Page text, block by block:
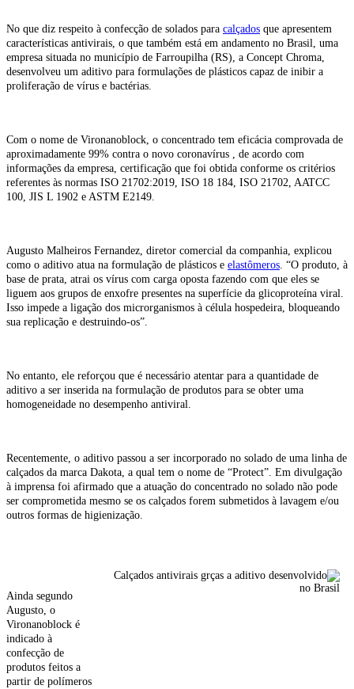
No que diz respeito à confecção de solados para calçados que apresentem
características antivirais, o que também está em andamento no Brasil, uma
empresa situada no município de Farroupilha (RS), a Concept Chroma,
desenvolveu um aditivo para formulações de plásticos capaz de inibir a
proliferação de vírus e bactérias.
Com o nome de Vironanoblock, o concentrado tem eficácia comprovada de
aproximadamente 99% contra o novo coronavírus , de acordo com
informações da empresa, certificação que foi obtida conforme os critérios
referentes às normas ISO 21702:2019, ISO 18 184, ISO 21702, AATCC
100, JIS L 1902 e ASTM E2149.
Augusto Malheiros Fernandez, diretor comercial da companhia, explicou
como o aditivo atua na formulação de plásticos e elastômeros. “O produto, à
base de prata, atrai os vírus com carga oposta fazendo com que eles se
liguem aos grupos de enxofre presentes na superfície da glicoproteína viral.
Isso impede a ligação dos microrganismos à célula hospedeira, bloqueando
sua replicação e destruindo-os”.
No entanto, ele reforçou que é necessário atentar para a quantidade de
aditivo a ser inserida na formulação de produtos para se obter uma
homogeneidade no desempenho antiviral.
Recentemente, o aditivo passou a ser incorporado no solado de uma linha de
calçados da marca Dakota, a qual tem o nome de “Protect”. Em divulgação
à imprensa foi afirmado que a atuação do concentrado no solado não pode
ser comprometida mesmo se os calçados forem submetidos à lavagem e/ou
outros formas de higienização.
Ainda segundo
Augusto, o
Vironanoblock é
indicado à
confecção de
produtos feitos a
partir de polímeros